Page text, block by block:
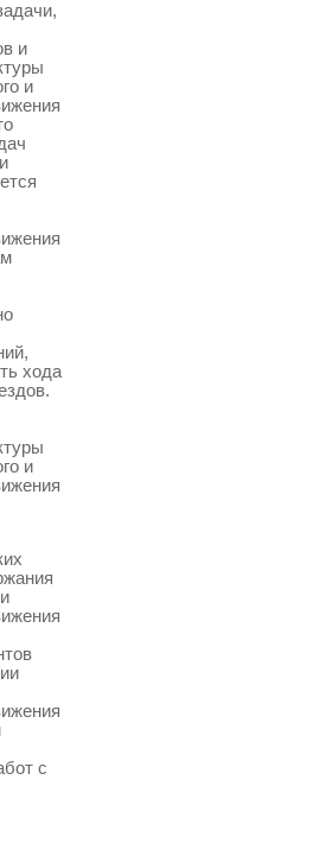
и
и
хода
и
с